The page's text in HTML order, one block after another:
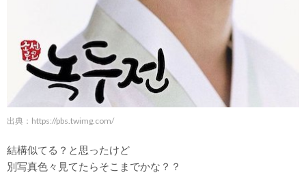
出典： https://pbs.twimg.com/
結構似てる？と思ったけど
別写真色々見てたらそこまでかな？？